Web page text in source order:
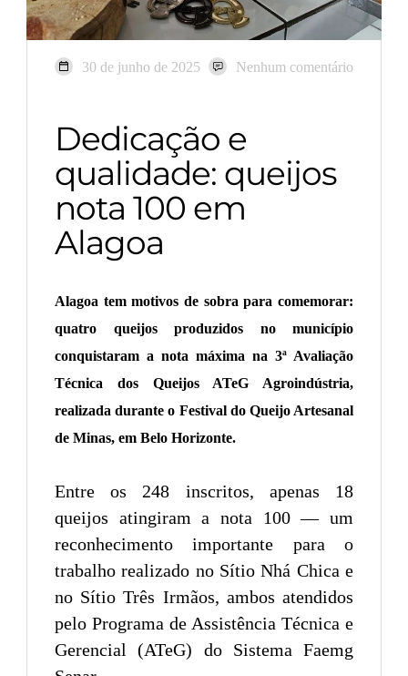
30 de junho de 2025 Nenhum comentário
Dedicação e
qualidade: queijos
nota 100 em
Alagoa
Alagoa tem motivos de sobra para comemorar:
quatro queijos produzidos no município
conquistaram a nota máxima na 3ª Avaliação
Técnica dos Queijos ATeG Agroindústria,
realizada durante o Festival do Queijo Artesanal
de Minas, em Belo Horizonte.
Entre os 248 inscritos, apenas 18
queijos atingiram a nota 100 — um
reconhecimento importante para o
trabalho realizado no Sítio Nhá Chica e
no Sítio Três Irmãos, ambos atendidos
pelo Programa de Assistência Técnica e
Gerencial (ATeG) do Sistema Faemg